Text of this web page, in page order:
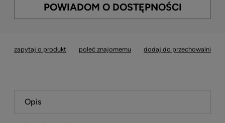
POWIADOM O DOSTĘPNOŚCI
zapytaj o produkt poleć znajomemu dodaj do przechowalni
Opis